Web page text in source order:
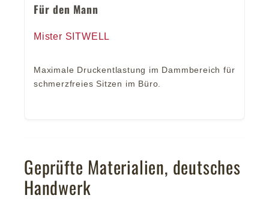
Für den Mann
Mister SITWELL
Maximale Druckentlastung im Dammbereich für
schmerzfreies Sitzen im Büro.
Geprüfte Materialien, deutsches
Handwerk